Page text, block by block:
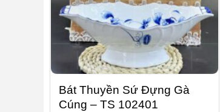
Bát Thuyền Sứ Đựng Gà
Cúng – TS 102401